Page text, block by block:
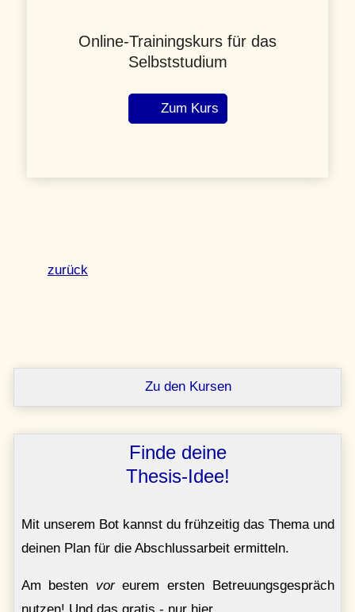
Online-Trainingskurs für das
Selbststudium
Zum Kurs
zurück
Zu den Kursen
Finde deine
Thesis-Idee!
Mit unserem Bot kannst du frühzeitig das Thema und
deinen Plan für die Abschlussarbeit ermitteln.
Am besten voreurem ersten Betreuungsgespräch